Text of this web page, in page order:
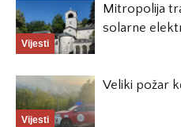
Vijesti
Mitropolija
solarne
Vijesti
Veliki požar